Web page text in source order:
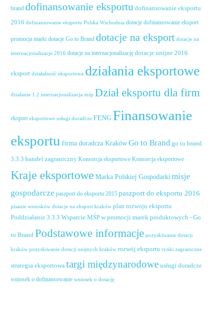
brand dofinansowanie eksportu dofinansowanie eksportu
2016 dofinansowanie eksportu Polska Wschodnia dotacje dofinansowanie eksport
promocja marki dotacje Go to Brand dotacje na eksport dotacje na
internacjonalizacje 2016 dotacje na internacjonalizację dotacje unijne 2016
eksport działalność eksportowa działania eksportowe
działanie 1.2 internacjonalizacja mśp Dział eksportu dla firm
eksport eksportowe usługi doradcze FENG Finansowanie
eksportu firma doradcza Kraków Go to Brand go to brand
3.3.3 handel zagraniczny Konsorcja eksportowe Konsorcja eksportowe
Kraje eksportowe Marka Polskiej Gospodarki misje
gospodarcze paszport do eksportu 2015 paszport do eksportu 2016
pisanie wniosków dotacje na eksport kraków plan rozwoju eksportu
Poddziałanie 3.3.3 Wsparcie MŚP w promocji marek produktowych - Go
to Brand Podstawowe informacje pozyskiwanie dotacji
kraków pozyskiwanie dotacji unijnych kraków rozwój eksportu rynki zagraniczne
strategia eksportowa targi międzynarodowe usługi doradcze
wniosek o dofinansowanie wniosek o dotację